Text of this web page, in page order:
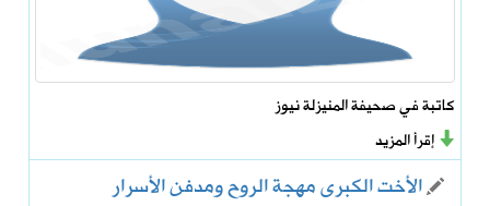
كاتبة في صحيفة المنيزلة نيوز
إقرأ المزيد
الأخت الكبرى مهجة الروح ومدفن الأسرار